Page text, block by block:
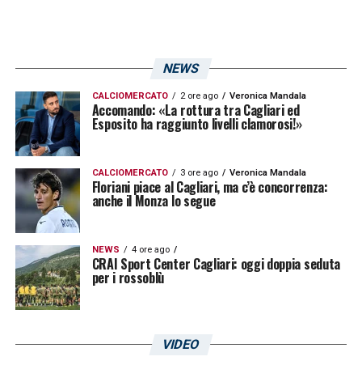
10. GERALDINO DOS SANTOS G. JOAO
PEDRO “JOAO PEDRO”
12. CARBONI WERTHER
13. COLOMBO ROBERTO
15. KRAJNC LUKA
16. MUNARI GIANNI
17. FARIAS DA SILVA DIEGO
18. BARELLA NICOLO’
NEWS
CALCIOMERCATO 2 ore ago Veronica Mandala
Accomando: «La rottura tra Cagliari ed
Esposito ha raggiunto livelli clamorosi!»
CALCIOMERCATO 3 ore ago Veronica Mandala
Floriani piace al Cagliari, ma c’è concorrenza:
anche il Monza lo segue
NEWS 4 ore ago
CRAI Sport Center Cagliari: oggi doppia seduta
per i rossoblù
VIDEO